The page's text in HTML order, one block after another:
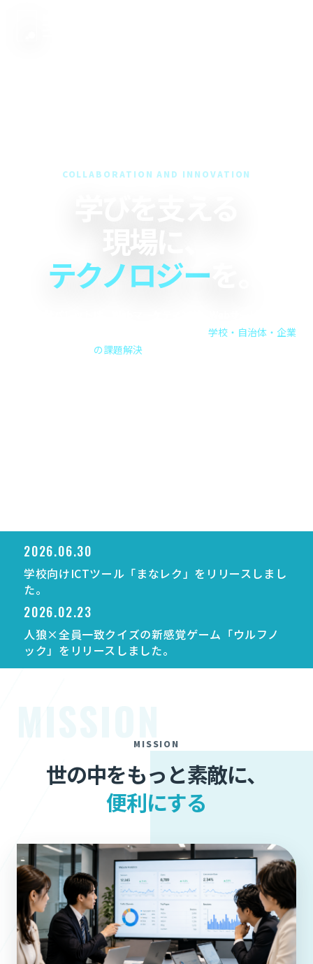
COLLABORATION AND INNOVATION
テクノロジー
学校・自治体・企業
の課題解決
2026.06.30
学校向けICTツール「まなレク」をリリースしまし
た。
2026.02.23
人狼×全員一致クイズの新感覚ゲーム「ウルフノ
ック」をリリースしました。
MISSIONMISSION
世の中をもっと素敵に、
便利にする